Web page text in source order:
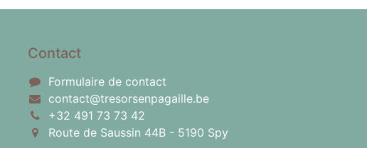
Contact
Formulaire de contact
contact@tresorsenpagaille.be
+32 491 73 73 42
Route de Saussin 44B - 5190 Spy